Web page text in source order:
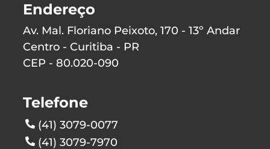
Endereço
Av. Mal. Floriano Peixoto, 170 - 13º Andar
Centro - Curitiba - PR
CEP - 80.020-090
Telefone
(41) 3079-0077
(41) 3079-7970